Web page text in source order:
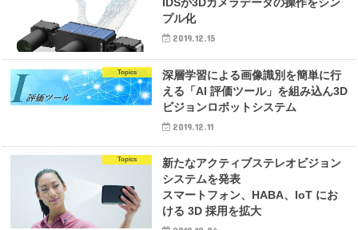
プル化
2019.12.15
Topics
深層学習による画像識別を簡単に行
える「AI 評価ツール」を組み込ん3D
ビジョンロボットシステム
2019.12.11
Topics
新たなアクティブステレオビジョン
システムを発表
スマートフォン、HABA、IoT にお
ける 3D 採用を拡大